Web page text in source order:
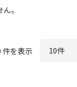
。
を表示